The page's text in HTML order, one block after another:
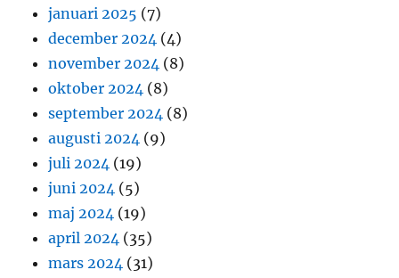
januari 2025 (7)
december 2024 (4)
november 2024 (8)
oktober 2024 (8)
september 2024 (8)
augusti 2024 (9)
juli 2024 (19)
juni 2024 (5)
maj 2024 (19)
april 2024 (35)
mars 2024 (31)